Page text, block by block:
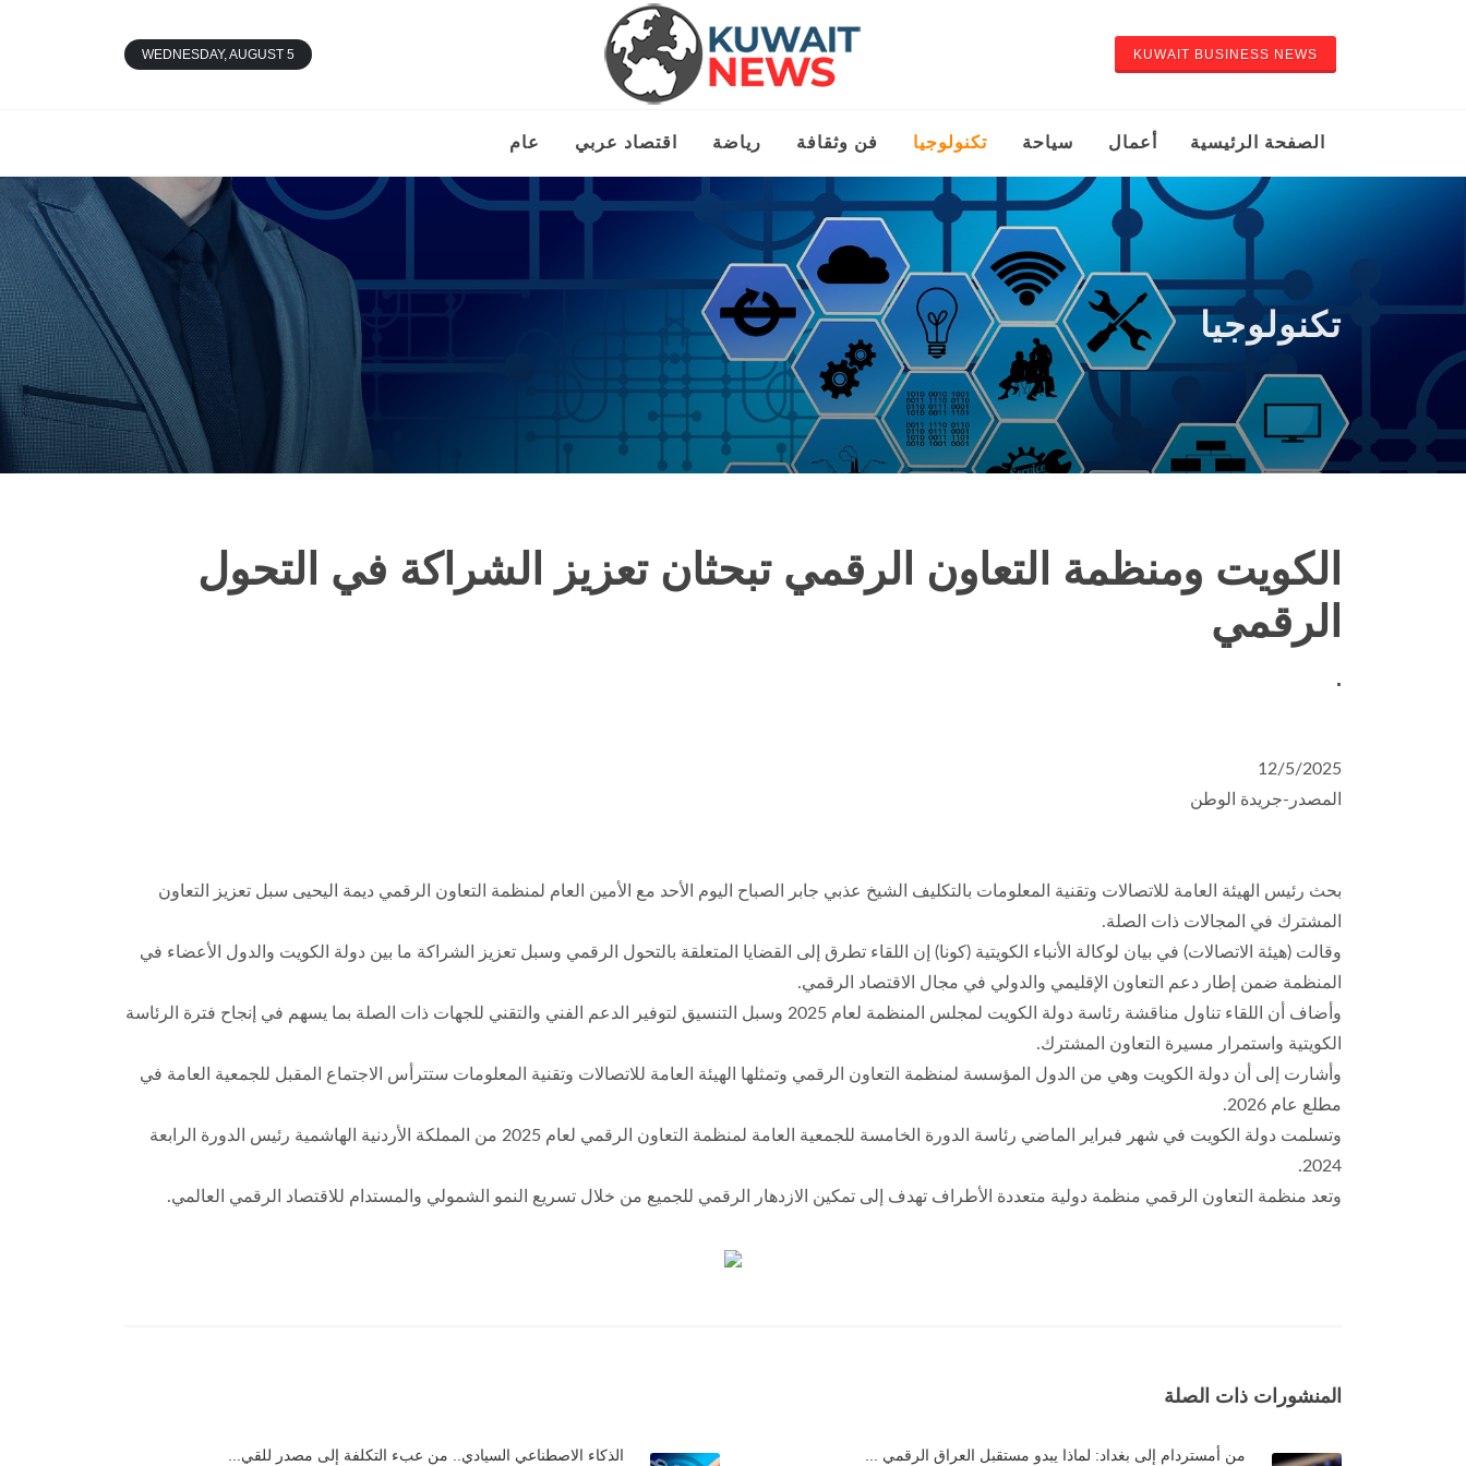
KUWAIT BUSINESS NEWS
WEDNESDAY, AUGUST 5
الصفحة الرئيسية أعمال سياحة تكنولوجيا فن وثقافة رياضة اقتصاد عربي عام
تكنولوجيا
الكويت ومنظمة التعاون الرقمي تبحثان تعزيز الشراكة في التحول
الرقمي
.
12/5/2025
المصدر-جريدة الوطن
بحث رئيس الهيئة العامة للاتصالات وتقنية المعلومات بالتكليف الشيخ عذبي جابر الصباح اليوم الأحد مع الأمين العام لمنظمة التعاون الرقمي ديمة اليحيى سبل تعزيز التعاون
المشترك في المجالات ذات الصلة.
وقالت (هيئة الاتصالات) في بيان لوكالة الأنباء الكويتية (كونا) إن اللقاء تطرق إلى القضايا المتعلقة بالتحول الرقمي وسبل تعزيز الشراكة ما بين دولة الكويت والدول الأعضاء في
المنظمة ضمن إطار دعم التعاون الإقليمي والدولي في مجال الاقتصاد الرقمي.
وأضاف أن اللقاء تناول مناقشة رئاسة دولة الكويت لمجلس المنظمة لعام 2025 وسبل التنسيق لتوفير الدعم الفني والتقني للجهات ذات الصلة بما يسهم في إنجاح فترة الرئاسة
الكويتية واستمرار مسيرة التعاون المشترك.
وأشارت إلى أن دولة الكويت وهي من الدول المؤسسة لمنظمة التعاون الرقمي وتمثلها الهيئة العامة للاتصالات وتقنية المعلومات ستترأس الاجتماع المقبل للجمعية العامة في
مطلع عام 2026.
وتسلمت دولة الكويت في شهر فبراير الماضي رئاسة الدورة الخامسة للجمعية العامة لمنظمة التعاون الرقمي لعام 2025 من المملكة الأردنية الهاشمية رئيس الدورة الرابعة
2024.
وتعد منظمة التعاون الرقمي منظمة دولية متعددة الأطراف تهدف إلى تمكين الازدهار الرقمي للجميع من خلال تسريع النمو الشمولي والمستدام للاقتصاد الرقمي العالمي.
المنشورات ذات الصلة
من أمستردام إلى بغداد: لماذا يبدو مستقبل العراق الرقمي ... الذكاء الاصطناعي السيادي.. من عبء التكلفة إلى مصدر للقي...